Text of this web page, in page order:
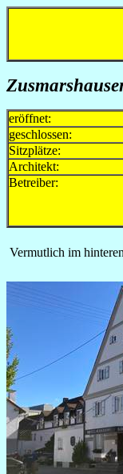
eröffnet:
geschlossen:
Sitzplätze:
Architekt:
Betreiber:
Vermutlich im